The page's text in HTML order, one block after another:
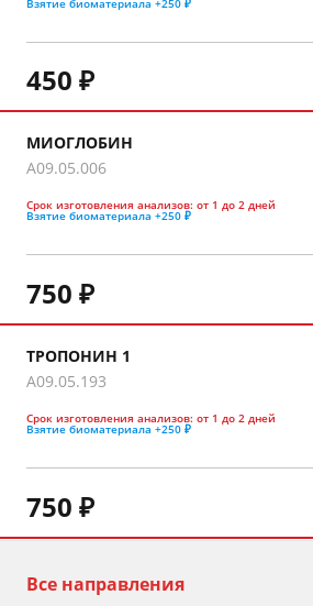
450 ₽
МИОГЛОБИН
A09.05.006
Срок изготовления анализов: от 1 до 2 дней
Взятие биоматериала +250 ₽
750 ₽
ТРОПОНИН 1
A09.05.193
Срок изготовления анализов: от 1 до 2 дней
Взятие биоматериала +250 ₽
750 ₽
Все направления